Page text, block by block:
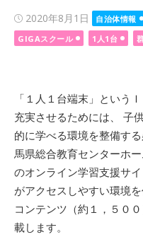
Posted
on
2020年8月1日 自治体情報
GIGAスクール 1人1台
「１人１台端末」という
充実させるためには、 子
的に学べる環境を整備す
馬県総合教育センターホ
のオンライン学習支援サ
がアクセスしやすい環境
コンテンツ（約１，５０
載します。